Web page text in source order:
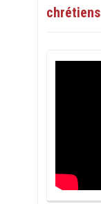
chrétiens